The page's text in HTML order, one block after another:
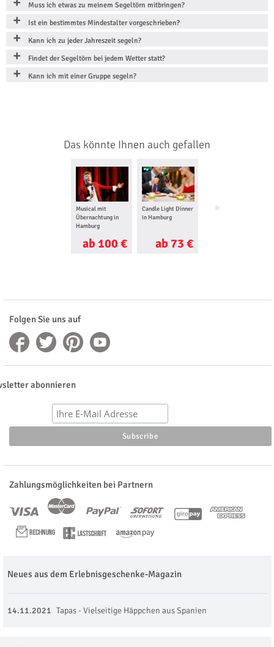
Muss ich etwas zu meinem Segeltörn mitbringen?
Ist ein bestimmtes Mindestalter vorgeschrieben?
Kann ich zu jeder Jahreszeit segeln?
Findet der Segeltörn bei jedem Wetter statt?
Kann ich mit einer Gruppe segeln?
Das könnte Ihnen auch gefallen
Musical mit
Übernachtung in
Hamburg
ab 100 €
Candle Light Dinner
in Hamburg
ab 73 €
Tauchkurs in
Folgen Sie uns auf
abonnieren
Zahlungsmöglichkeiten bei Partnern
Neues aus dem Erlebnisgeschenke-Magazin
14.11.2021 Tapas - Vielseitige Häppchen aus Spanien